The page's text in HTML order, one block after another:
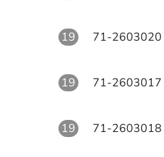
19 71-2603020
19 71-2603017
19 71-2603018